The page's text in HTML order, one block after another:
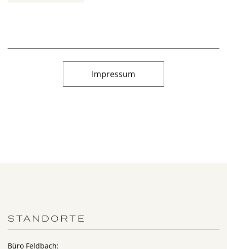
Impressum
STANDORTE
Büro Feldbach: